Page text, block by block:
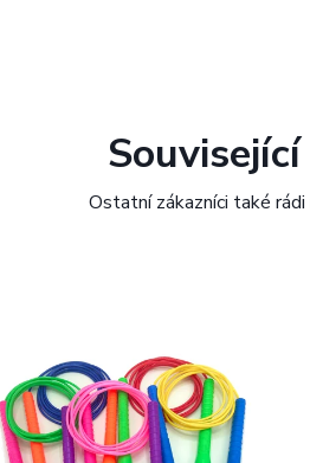
Ostatní zákazníci také